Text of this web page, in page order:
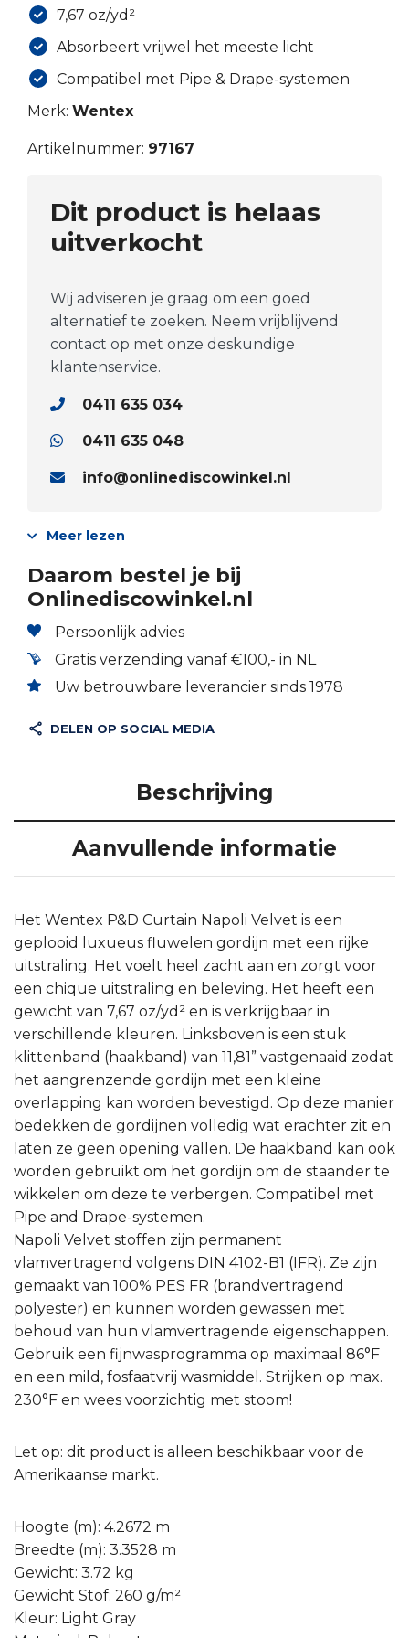
7,67 oz/yd²
Absorbeert vrijwel het meeste licht
Compatibel met Pipe & Drape-systemen
Merk: Wentex
Artikelnummer: 97167
Dit product is helaas
uitverkocht
Wij adviseren je graag om een goed
alternatief te zoeken. Neem vrijblijvend
contact op met onze deskundige
klantenservice.
0411 635 034
0411 635 048
info@onlinediscowinkel.nl
Meer lezen
Daarom bestel je bij
Onlinediscowinkel.nl
Persoonlijk advies
Gratis verzending vanaf €100,- in NL
Uw betrouwbare leverancier sinds 1978
DELEN OP SOCIAL MEDIA
Beschrijving
Aanvullende informatie
Het Wentex P&D Curtain Napoli Velvet is een
geplooid luxueus fluwelen gordijn met een rijke
uitstraling. Het voelt heel zacht aan en zorgt voor
een chique uitstraling en beleving. Het heeft een
gewicht van 7,67 oz/yd² en is verkrijgbaar in
verschillende kleuren. Linksboven is een stuk
klittenband (haakband) van 11,81” vastgenaaid zodat
het aangrenzende gordijn met een kleine
overlapping kan worden bevestigd. Op deze manier
bedekken de gordijnen volledig wat erachter zit en
laten ze geen opening vallen. De haakband kan ook
worden gebruikt om het gordijn om de staander te
wikkelen om deze te verbergen. Compatibel met
Pipe and Drape-systemen.
Napoli Velvet stoffen zijn permanent
vlamvertragend volgens DIN 4102-B1 (IFR). Ze zijn
gemaakt van 100% PES FR (brandvertragend
polyester) en kunnen worden gewassen met
behoud van hun vlamvertragende eigenschappen.
Gebruik een fijnwasprogramma op maximaal 86°F
en een mild, fosfaatvrij wasmiddel. Strijken op max.
230°F en wees voorzichtig met stoom!
Let op: dit product is alleen beschikbaar voor de
Amerikaanse markt.
Hoogte (m): 4.2672 m
Breedte (m): 3.3528 m
Gewicht: 3.72 kg
Gewicht Stof: 260 g/m²
Kleur: Light Gray